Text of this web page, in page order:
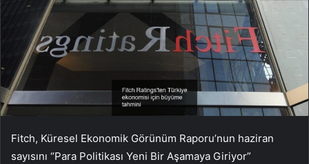
Fitch, Küresel Ekonomik Görünüm Raporu’nun haziran
sayısını “Para Politikası Yeni Bir Aşamaya Giriyor”